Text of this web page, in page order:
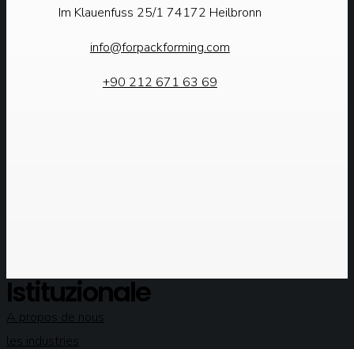
Im Klauenfuss 25/1 74172 Heilbronn
info@forpackforming.com
+90 212 671 63 69
Istituzionale
A propos de nous
les industries